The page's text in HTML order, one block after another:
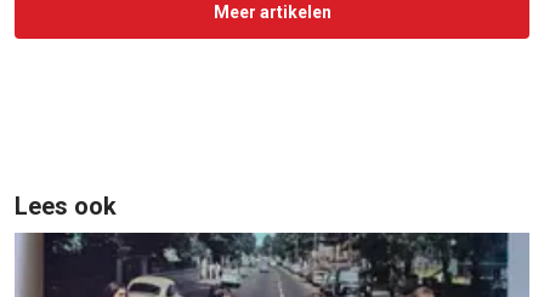
Meer artikelen
Lees ook